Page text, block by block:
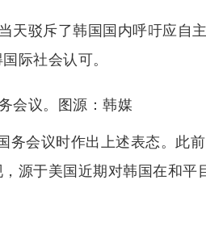
天驳斥了韩国国内呼吁应自
际社会认可。
会议。图源：韩媒
务会议时作出上述表态。此
源于美国近期对韩国在和平